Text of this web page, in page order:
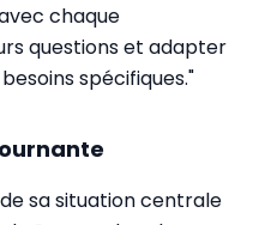
chaque
questions et adapter
spécifiques."
sa situation centrale